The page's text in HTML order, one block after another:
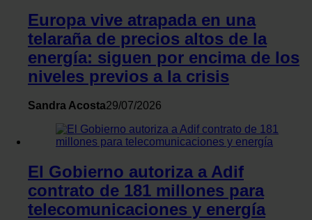
Europa vive atrapada en una
telaraña de precios altos de la
energía: siguen por encima de los
niveles previos a la crisis
Sandra Acosta29/07/2026
El Gobierno autoriza a Adif
contrato de 181 millones para
telecomunicaciones y energía